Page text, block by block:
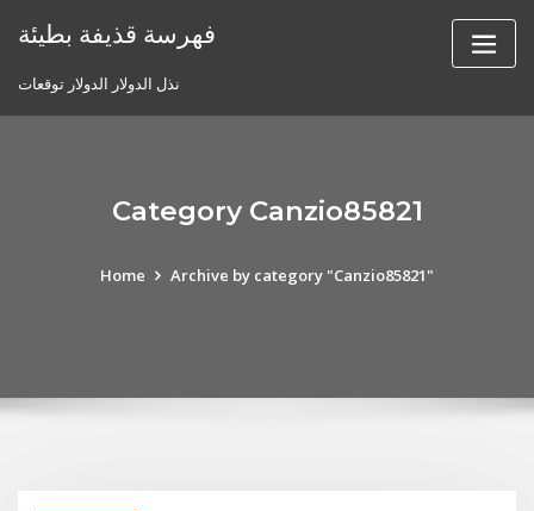
فهرسة قذيفة بطيئة
نذل الدولار الدولار توقعات
Category Canzio85821
Home Archive by category "Canzio85821"